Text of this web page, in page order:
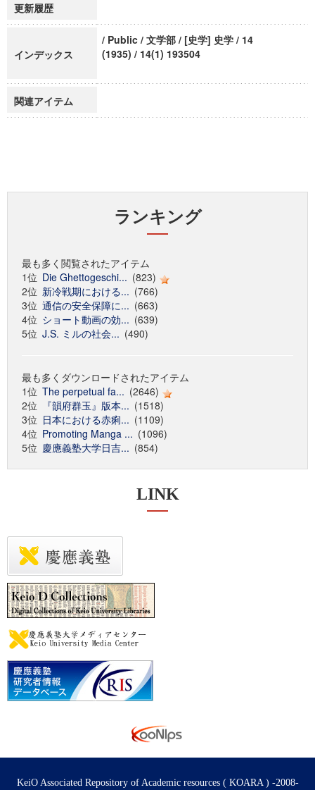
更新履歴
インデックス
/ Public / 文学部 / [史学] 史学 / 14
(1935) / 14(1) 193504
関連アイテム
ランキング
最も多く閲覧されたアイテム
1位 Die Ghettogeschi... (823)
2位 新冷戦期における... (766)
3位 通信の安全保障に... (663)
4位 ショート動画の効... (639)
5位 J.S. ミルの社会... (490)
最も多くダウンロードされたアイテム
1位 The perpetual fa... (2646)
2位
『韻府群玉』版本... (1518)
3位 日本における赤痢... (1109)
4位 Promoting Manga ... (1096)
5位 慶應義塾大学日吉... (854)
LINK
KeiO Associated Repository of Academic resources ( KOARA ) -2008-